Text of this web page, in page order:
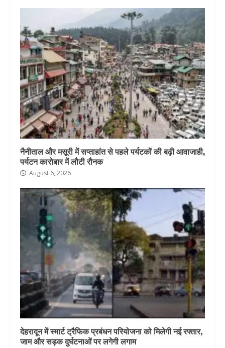
नैनीताल और मसूरी में सप्ताहांत से पहले पर्यटकों की बढ़ी आवाजाही,
पर्यटन कारोबार में लौटी रौनक
August 6, 2026
देहरादून में स्मार्ट ट्रैफिक प्रबंधन परियोजना को मिलेगी नई रफ्तार,
जाम और सड़क दुर्घटनाओं पर लगेगी लगाम